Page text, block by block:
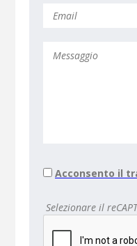
Acconsento il
Selezionare il